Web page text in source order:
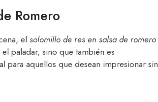
Romero
el solomillo de res en salsa de romero
paladar, sino que también es
para aquellos que desean impresionar sin